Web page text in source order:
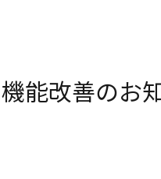
能改善のお